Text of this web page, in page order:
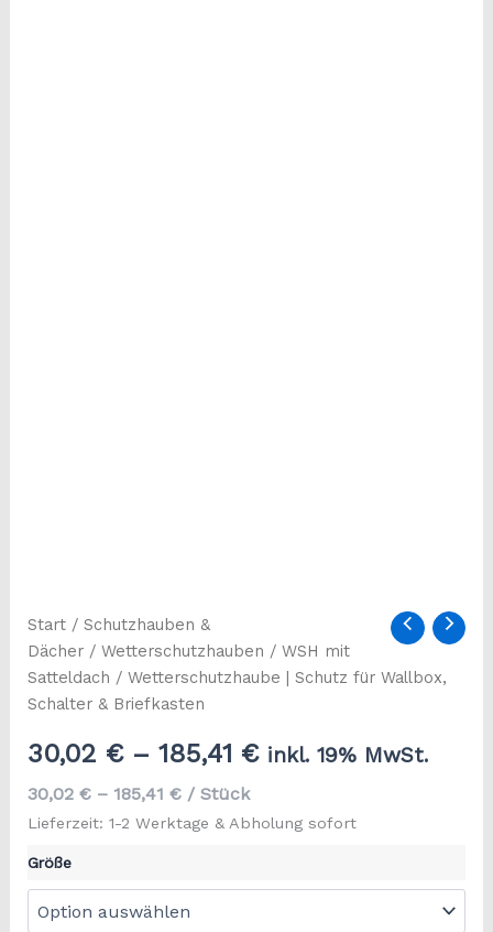
Start/ Schutzhauben &
Dächer/ Wetterschutzhauben / WSH mit
Satteldach / Wetterschutzhaube | Schutz für Wallbox,
Schalter & Briefkasten
30,02 €– 185,41 € inkl. 19% MwSt.
30,02 €– 185,41 €/ Stück
Lieferzeit: 1-2 Werktage & Abholung sofort
Größe